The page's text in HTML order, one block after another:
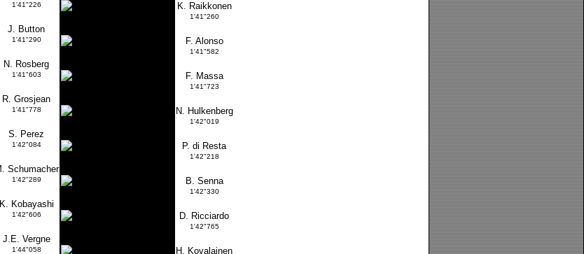
1'41"226 K. Raikkonen
1'41"260
J. Button
1'41"290 F. Alonso
1'41"582
N. Rosberg
1'41"603 F. Massa
1'41"723
R. Grosjean
1'41"778 N. Hulkenberg
1'42"019
S. Perez
1'42"084 P. di Resta
1'42"218
Schumacher
1'42"289 B. Senna
1'42"330
K. Kobayashi
1'42"606 D. Ricciardo
1'42"765
J.E. Vergne
1'44"058 H. Kovalainen